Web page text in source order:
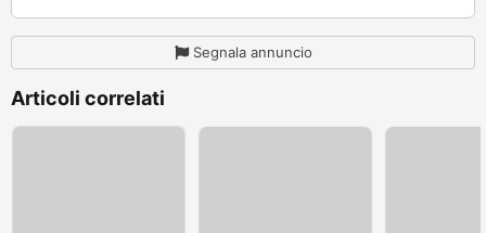
Segnala annuncio
Articoli correlati